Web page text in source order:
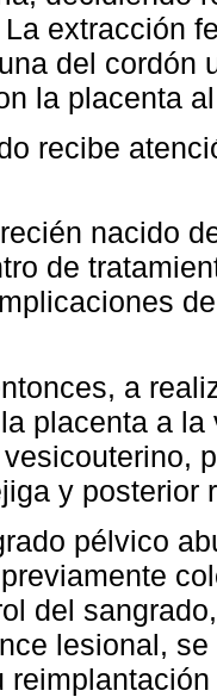
extracción
del cordón
la placenta
recibe
nacido
de
a
placenta a
y posterior
pélvico
del
lesional,